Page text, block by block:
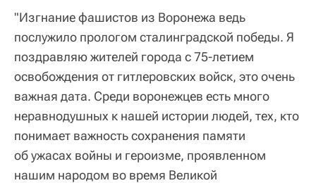
"Изгнание фашистов из Воронежа ведь
послужило прологом сталинградской победы. Я
поздравляю жителей города с 75-летием
освобождения от гитлеровских войск, это очень
важная дата. Среди воронежцев есть много
неравнодушных к нашей истории людей, тех, кто
понимает важность сохранения памяти
об ужасах войны и героизме, проявленном
нашим народом во время Великой